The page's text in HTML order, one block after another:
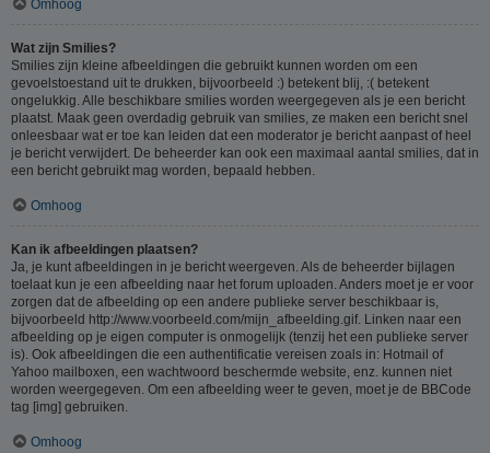
Omhoog
Wat zijn Smilies?
Smilies zijn kleine afbeeldingen die gebruikt kunnen worden om een
gevoelstoestand uit te drukken, bijvoorbeeld :) betekent blij, :( betekent
ongelukkig. Alle beschikbare smilies worden weergegeven als je een bericht
plaatst. Maak geen overdadig gebruik van smilies, ze maken een bericht snel
onleesbaar wat er toe kan leiden dat een moderator je bericht aanpast of heel
je bericht verwijdert. De beheerder kan ook een maximaal aantal smilies, dat in
een bericht gebruikt mag worden, bepaald hebben.
Omhoog
Kan ik afbeeldingen plaatsen?
Ja, je kunt afbeeldingen in je bericht weergeven. Als de beheerder bijlagen
toelaat kun je een afbeelding naar het forum uploaden. Anders moet je er voor
zorgen dat de afbeelding op een andere publieke server beschikbaar is,
bijvoorbeeld http://www.voorbeeld.com/mijn_afbeelding.gif. Linken naar een
afbeelding op je eigen computer is onmogelijk (tenzij het een publieke server
is). Ook afbeeldingen die een authentificatie vereisen zoals in: Hotmail of
Yahoo mailboxen, een wachtwoord beschermde website, enz. kunnen niet
worden weergegeven. Om een afbeelding weer te geven, moet je de BBCode
tag [img] gebruiken.
Omhoog